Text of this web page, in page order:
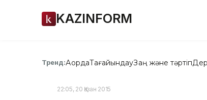
KAZINFORM
Тренд:АқордаТағайындауЗаң және тәртіп
22:05, 20 Қазан 2015